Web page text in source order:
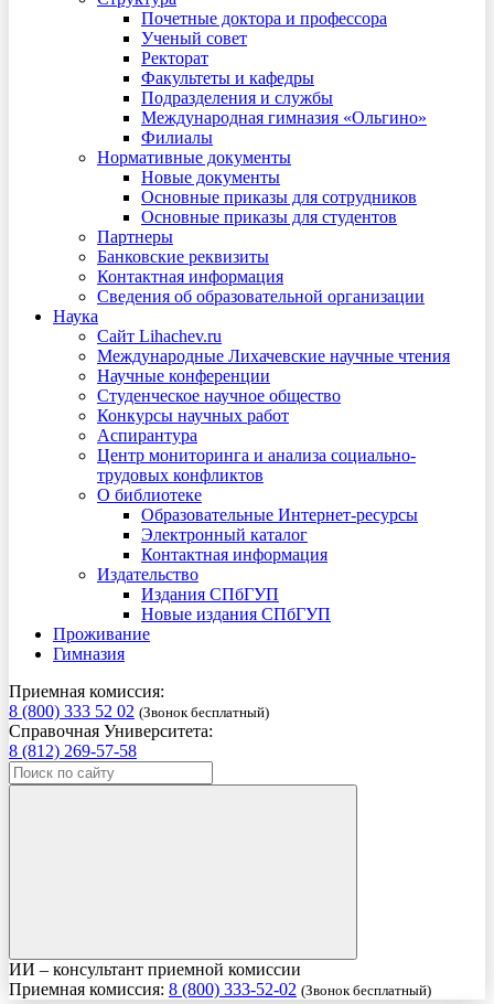
Почетные доктора и профессора
Ученый совет
Ректорат
Факультеты и кафедры
Подразделения и службы
Международная гимназия «Ольгино»
Филиалы
Нормативные документы
Новые документы
Основные приказы для сотрудников
Основные приказы для студентов
Партнеры
Банковские реквизиты
Контактная информация
Сведения об образовательной организации
Наука
Сайт Lihachev.ru
Международные Лихачевские научные чтения
Научные конференции
Студенческое научное общество
Конкурсы научных работ
Аспирантура
Центр мониторинга и анализа социально-
трудовых конфликтов
О библиотеке
Образовательные Интернет-ресурсы
Электронный каталог
Контактная информация
Издательство
Издания СПбГУП
Новые издания СПбГУП
Проживание
Гимназия
Приемная комиссия:
8 (800) 333 52 02 (Звонок бесплатный)
Справочная Университета:
8 (812) 269-57-58
ИИ – консультант приемной комиссии
Приемная комиссия: 8 (800) 333-52-02 (Звонок бесплатный)